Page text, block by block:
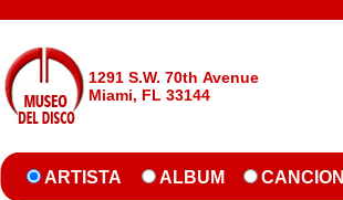
1291 S.W. 70th Avenue
Miami, FL 33144
ARTISTA ALBUM CANCION